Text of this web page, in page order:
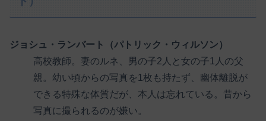
ジョシュ・ランバート（パトリック・ウィルソン）
高校教師。妻のルネ、男の子2人と女の子1人の父
親。幼い頃からの写真を1枚も持たず、幽体離脱が
できる特殊な体質だが、本人は忘れている。昔から
写真に撮られるのが嫌い。